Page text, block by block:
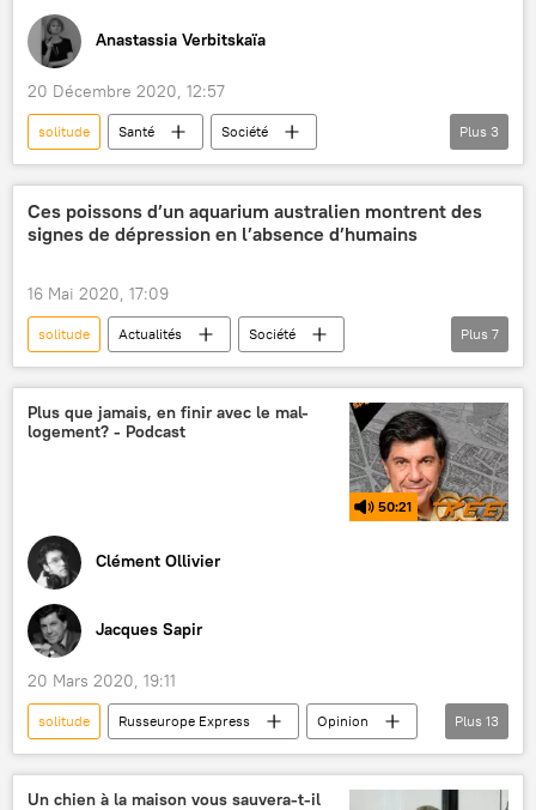
Anastassia Verbitskaïa
20 Décembre 2020, 12:57
solitude Santé
Société
Actualités
isolement
cerveau
Sciences et tech
Plus 3
Ces poissons d’un aquarium australien montrent des
signes de dépression en l’absence d’humains
16 Mai 2020, 17:09
solitude Actualités
Société
poisson
dépression
confinement
aquarium
Australie
étude
Sciences et tech
Plus 7
Plus que jamais, en finir avec le mal-
logement? - Podcast
50:21
Clément Ollivier
Jacques Sapir
20 Mars 2020, 19:11
solitude Russeurope Express
Opinion
Actualités
économie
Société
Vidéos
Multimédia logement
Plus 13
Un chien à la maison vous sauvera-t-il